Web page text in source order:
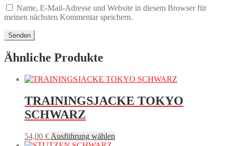
Name, E-Mail-Adresse und Website in diesem Browser für
meinen nächsten Kommentar speichern.
Ähnliche Produkte
TRAININGSJACKE TOKYO
SCHWARZ
54,00 € Ausführung wählen